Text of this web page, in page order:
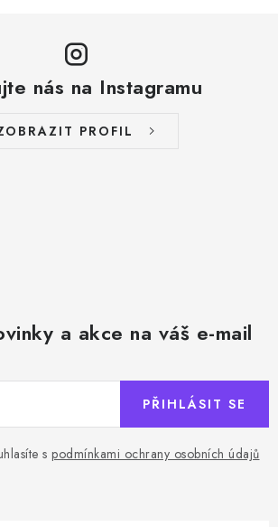
nás na Instagramu
PROFIL
a akce na váš e-mail
s podmínkami ochrany osobních údajů
PŘIHLÁSIT SE